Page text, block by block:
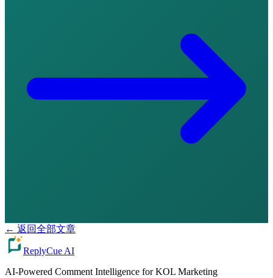
← 返回全部文章
ReplyCue AI
AI-Powered Comment Intelligence for KOL Marketing